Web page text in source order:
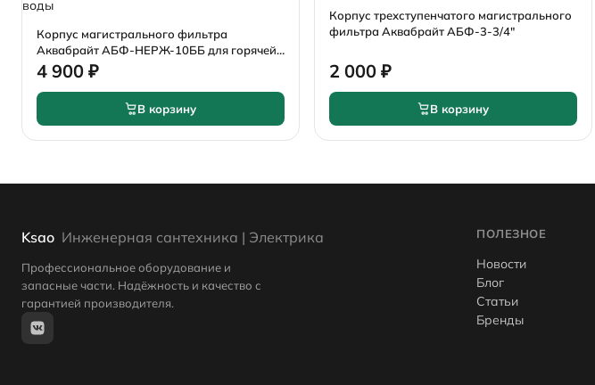
Корпус магистрального фильтра
Аквабрайт АБФ-НЕРЖ-10ББ для горячей
воды
4 900 ₽
В корзину
Корпус трехступенчатого магистрального
фильтра Аквабрайт АБФ-3-3/4"
2 000 ₽
В корзину
Ksao Инженерная сантехника | Электрика
Профессиональное оборудование и
запасные части. Надёжность и качество с
гарантией производителя.
ПОЛЕЗНОЕ
Новости
Блог
Статьи
Бренды